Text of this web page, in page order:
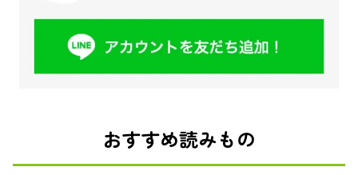
おすすめ読みもの